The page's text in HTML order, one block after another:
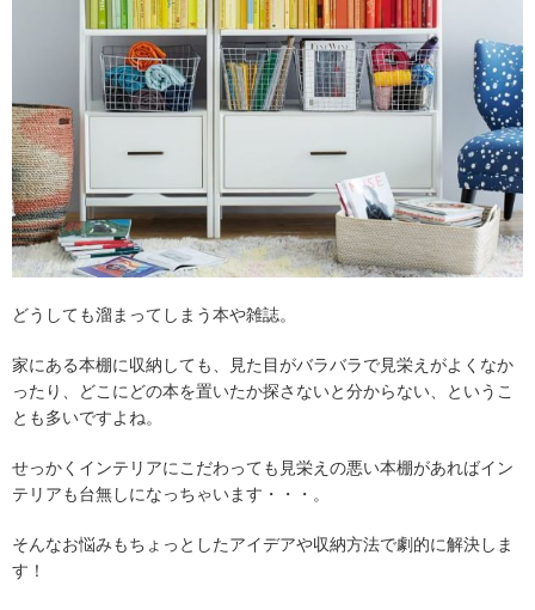
どうしても溜まってしまう本や雑誌。
家にある本棚に収納しても、見た目がバラバラで見栄えがよくなか
ったり、どこにどの本を置いたか探さないと分からない、というこ
とも多いですよね。
せっかくインテリアにこだわっても見栄えの悪い本棚があればイン
テリアも台無しになっちゃいます・・・。
そんなお悩みもちょっとしたアイデアや収納方法で劇的に解決しま
す！